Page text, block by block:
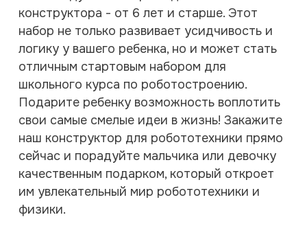
конструктора - от 6 лет и старше. Этот
набор не только развивает усидчивость и
логику у вашего ребенка, но и может стать
отличным стартовым набором для
школьного курса по роботостроению.
Подарите ребенку возможность воплотить
свои самые смелые идеи в жизнь! Закажите
наш конструктор для робототехники прямо
сейчас и порадуйте мальчика или девочку
качественным подарком, который откроет
им увлекательный мир робототехники и
физики.